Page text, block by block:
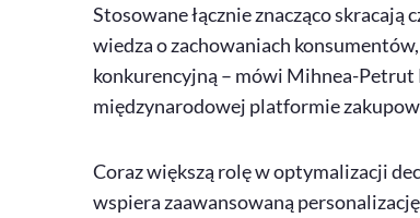
Stosowane łącznie znacząco skracają
wiedza o zachowaniach
konkurencyjną – mówi Mihnea-Petrut
międzynarodowej platformie
Coraz większą rolę w optymalizacji
wspiera zaawansowaną